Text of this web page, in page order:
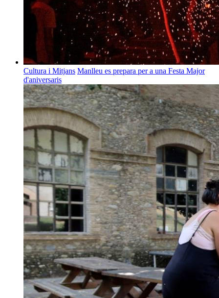
Cultura i Mitjans Manlleu es prepara per a una Festa Major
d'aniversaris